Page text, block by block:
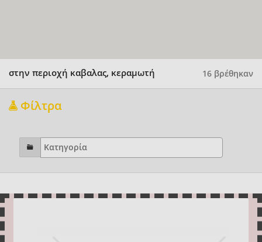
στην περιοχή καβαλας, κεραμωτή 16 βρέθηκαν
Φίλτρα